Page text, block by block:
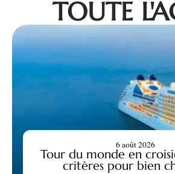
TOUTE
Tour du monde en
critères pour bien
6 août 2026